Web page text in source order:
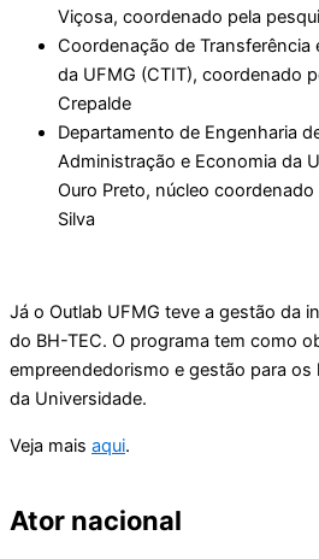
Viçosa, coordenado pela
Coordenação de Transferência
da UFMG (CTIT), coordenado
Crepalde
Departamento de Engenharia
Administração e Economia da
Ouro Preto, núcleo
Silva
Já o Outlab UFMG teve a gestão da
do BH-TEC. O programa tem como
empreendedorismo e gestão para os
da Universidade.
Veja mais aqui.
Ator nacional